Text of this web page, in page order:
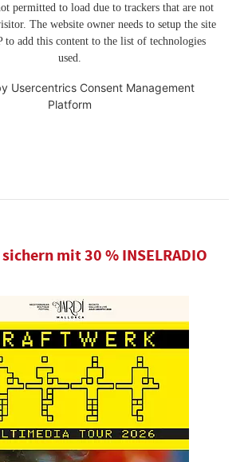
permitted to load due to trackers that are not
The website owner needs to setup the site
to add this content to the list of technologies
used.
Usercentrics Consent Management
Platform
mit 30 % INSELRADIO